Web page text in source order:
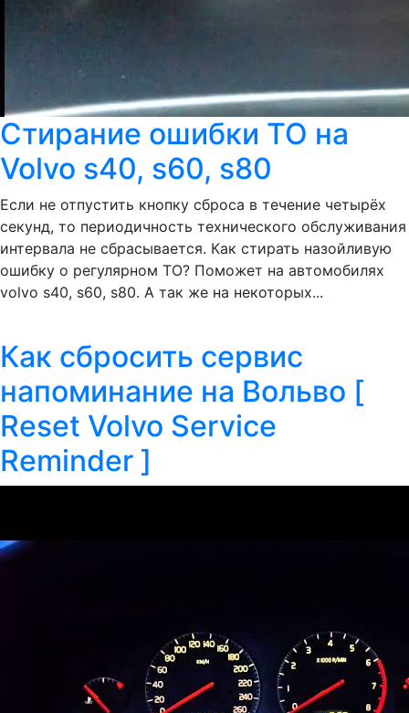
Стирание ошибки ТО на
Volvo s40, s60, s80
Если не отпустить кнопку сброса в течение четырёх
секунд, то периодичность технического обслуживания
интервала не сбрасывается. Как стирать назойливую
ошибку о регулярном ТО? Поможет на автомобилях
volvo s40, s60, s80. А так же на некоторых...
Как сбросить сервис
напоминание на Вольво [
Reset Volvo Service
Reminder ]